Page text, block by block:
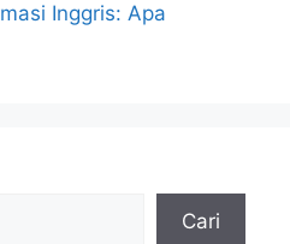
Inggris: Apa
Cari